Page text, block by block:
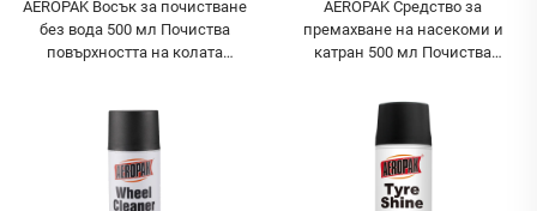
AEROPAK Восък за почистване
без вода 500 мл Почиства
повърхността на колата
AEROPAK Средство за
премахване на насекоми и
катран 500 мл Почиства
мръсотия от пътя